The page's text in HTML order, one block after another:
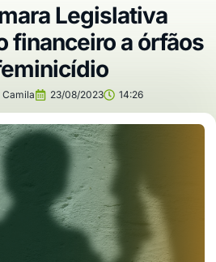
Legislativa
financeiro a órfãos
Camila 23/08/2023 14:26